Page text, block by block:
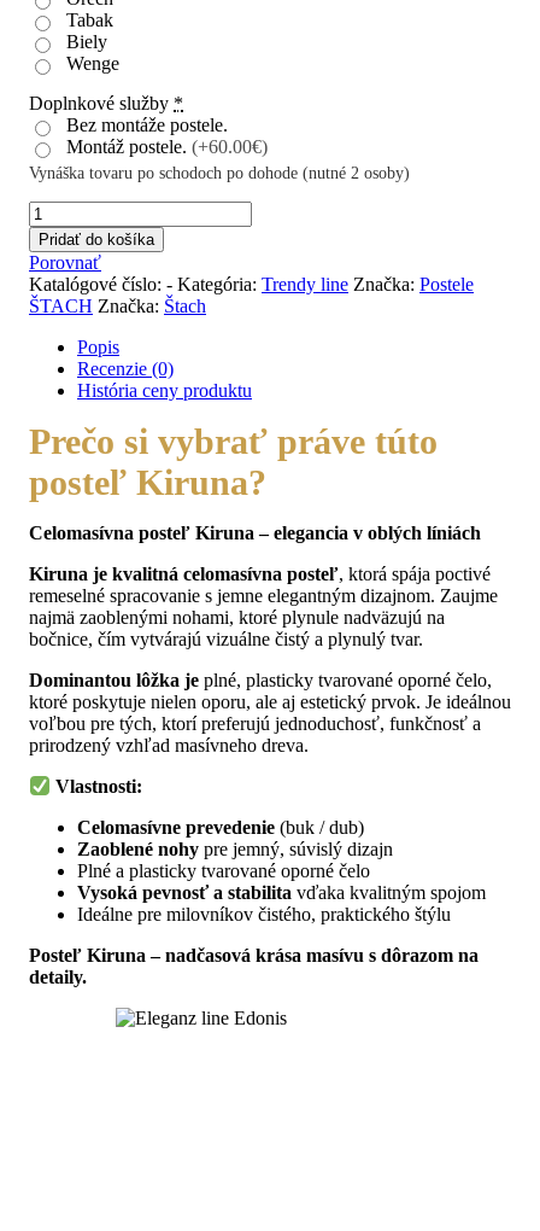
Tabak
Biely
Wenge
Doplnkové služby *
Bez montáže postele.
Montáž postele. (+60.00€)
Vynáška tovaru po schodoch po dohode (nutné 2 osoby)
množstvo
Kiruna
Pridať do košíka
Porovnať
Katalógové číslo: - Kategória: Trendy line Značka: Postele
ŠTACH Značka: Štach
Popis
Recenzie (0)
História ceny produktu
Prečo si vybrať práve túto
posteľ Kiruna?
Celomasívna posteľ Kiruna – elegancia v oblých líniách
Kiruna je kvalitná celomasívna posteľ, ktorá spája poctivé
remeselné spracovanie s jemne elegantným dizajnom. Zaujme
najmä zaoblenými nohami, ktoré plynule nadväzujú na
bočnice, čím vytvárajú vizuálne čistý a plynulý tvar.
Dominantou lôžka je plné, plasticky tvarované oporné čelo,
ktoré poskytuje nielen oporu, ale aj estetický prvok. Je ideálnou
voľbou pre tých, ktorí preferujú jednoduchosť, funkčnosť a
prirodzený vzhľad masívneho dreva.
Vlastnosti:
Celomasívne prevedenie (buk / dub)
Zaoblené nohy pre jemný, súvislý dizajn
Plné a plasticky tvarované oporné čelo
Vysoká pevnosť a stabilita vďaka kvalitným spojom
Ideálne pre milovníkov čistého, praktického štýlu
Posteľ Kiruna – nadčasová krása masívu s dôrazom na
detaily.